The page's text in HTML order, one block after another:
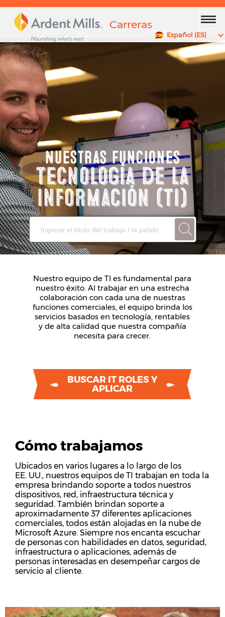
x
Carreras
Español (ES)
Nuestras Funciones
Tecnología de la
Información (TI)
Nuestro equipo de TI es fundamental para
nuestro éxito. Al trabajar en una estrecha
colaboración con cada una de nuestras
funciones comerciales, el equipo brinda los
servicios basados en tecnología, rentables
y de alta calidad que nuestra compañía
necesita para crecer.
BUSCAR IT ROLES Y
APLICAR
Cómo trabajamos
Ubicados en varios lugares a lo largo de los
EE. UU., nuestros equipos de TI trabajan en toda la
empresa brindando soporte a todos nuestros
dispositivos, red, infraestructura técnica y
seguridad. También brindan soporte a
aproximadamente 37 diferentes aplicaciones
comerciales, todos están alojadas en la nube de
Microsoft Azure. Siempre nos encanta escuchar
de personas con habilidades en datos, seguridad,
infraestructura o aplicaciones, además de
personas interesadas en desempeñar cargos de
servicio al cliente.